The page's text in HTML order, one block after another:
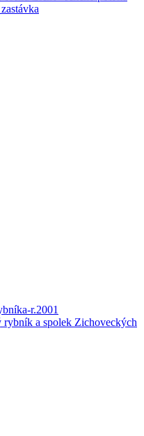
r.2001
rybník a spolek Zichoveckých